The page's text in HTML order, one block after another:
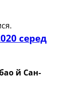
серед
й Сан-